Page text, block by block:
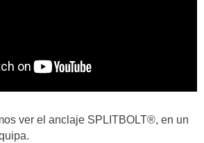
ver el anclaje SPLITBOLT®, en un